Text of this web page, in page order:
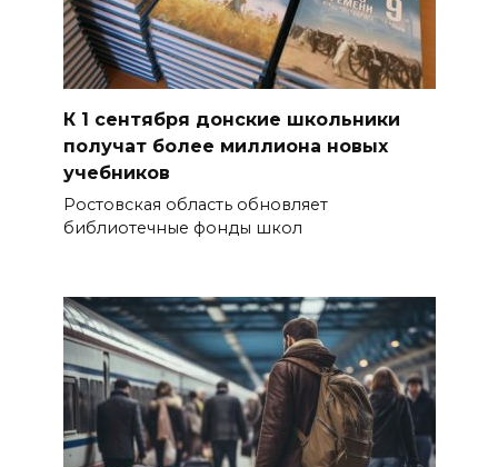
К 1 сентября донские школьники
получат более миллиона новых
учебников
Ростовская область обновляет
библиотечные фонды школ